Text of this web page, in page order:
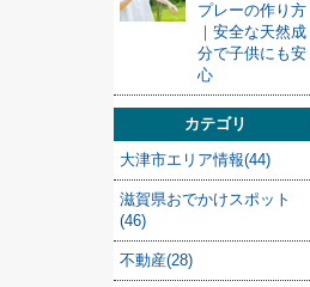
プレーの作り方
｜安全な天然成
分で子供にも安
心
カテゴリ
大津市エリア情報(44)
滋賀県おでかけスポット
(46)
不動産(28)